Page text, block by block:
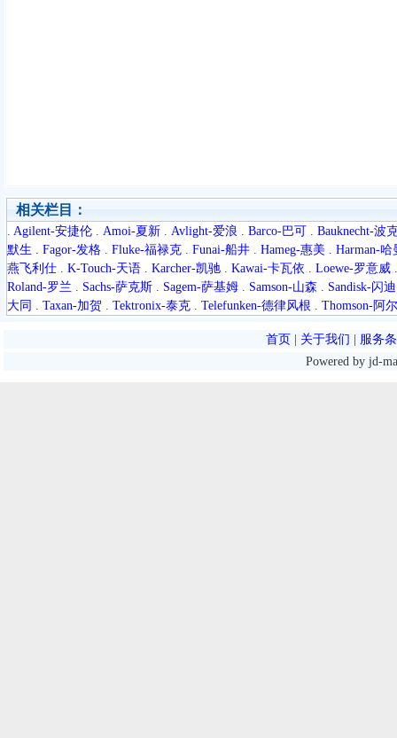
相关栏目：
. Agilent-安捷伦 . Amoi-夏新 . Avlight-爱浪 . Barco-巴可 . Bauknecht-波
默生 . Fagor-发格 . Fluke-福禄克 . Funai-船井 . Hameg-惠美 . Harman-哈
燕飞利仕 . K-Touch-天语 . Karcher-凯驰 . Kawai-卡瓦依 . Loewe-罗意威
Roland-罗兰 . Sachs-萨克斯 . Sagem-萨基姆 . Samson-山森 . Sandisk-闪迪
大同 . Taxan-加贺 . Tektronix-泰克 . Telefunken-德律风根 . Thomson-阿
首页 关于我们
服务
Powered by jd-